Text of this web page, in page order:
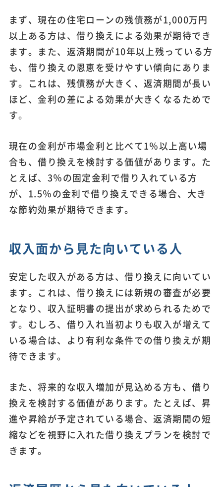
まず、現在の住宅ローンの残債務が1,000万円
以上ある方は、借り換えによる効果が期待でき
ます。また、返済期間が10年以上残っている方
も、借り換えの恩恵を受けやすい傾向にありま
す。これは、残債務が大きく、返済期間が長い
ほど、金利の差による効果が大きくなるためで
す。
現在の金利が市場金利と比べて1％以上高い場
合も、借り換えを検討する価値があります。た
とえば、3％の固定金利で借り入れている方
が、1.5％の金利で借り換えできる場合、大き
な節約効果が期待できます。
収入面から見た向いている人
安定した収入がある方は、借り換えに向いてい
ます。これは、借り換えには新規の審査が必要
となり、収入証明書の提出が求められるためで
す。むしろ、借り入れ当初よりも収入が増えて
いる場合は、より有利な条件での借り換えが期
待できます。
また、将来的な収入増加が見込める方も、借り
換えを検討する価値があります。たとえば、昇
進や昇給が予定されている場合、返済期間の短
縮などを視野に入れた借り換えプランを検討で
きます。